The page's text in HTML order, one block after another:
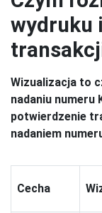
wydruku
Wizualizacja to
nadaniu numeru
potwierdzenie
nadaniem
Cecha